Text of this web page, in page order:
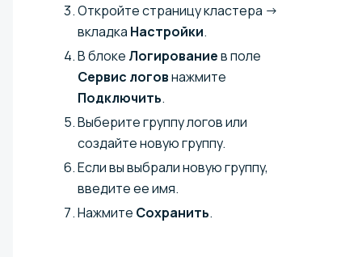
Откройте страницу кластера →
вкладка Настройки.
В блоке Логированиев поле
Сервис логовнажмите
Подключить.
Выберите группу логов или
создайте новую группу.
Если вы выбрали новую группу,
введите ее имя.
Нажмите Сохранить.